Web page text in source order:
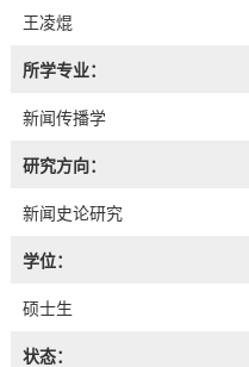
王凌焜
所学专业：
新闻传播学
研究方向：
新闻史论研究
学位：
硕士生
状态：